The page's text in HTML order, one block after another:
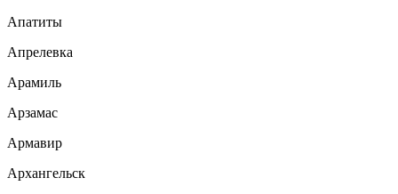
Апатиты
Апрелевка
Арамиль
Арзамас
Армавир
Архангельск